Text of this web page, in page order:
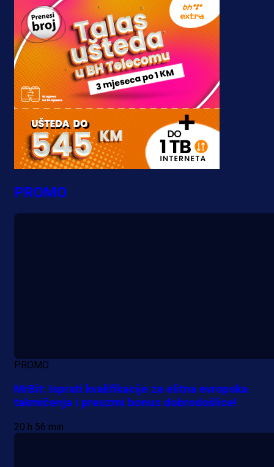
PROMO
PROMO
MrBit: Isprati kvalifikacije za elitna evropska
takmičenja i preuzmi bonus dobrodošlice!
20 h 56 min